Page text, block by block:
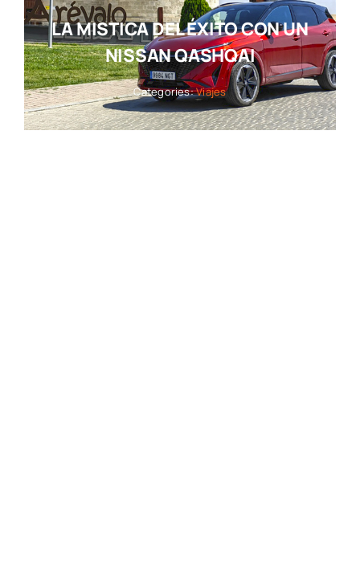
LA MISTICA DEL ÉXITO CON UN
NISSAN QASHQAI
Categories:Viajes